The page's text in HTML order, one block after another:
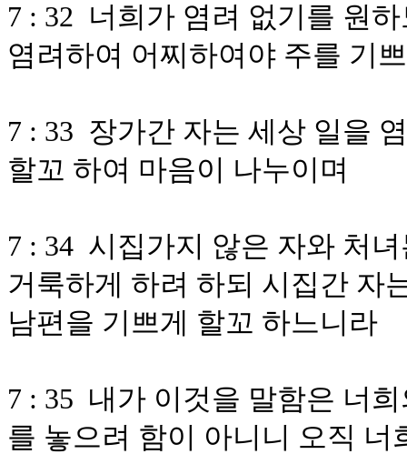
7 : 32 너희가 염려 없기를 원
염려하여 어찌하여야 주를 기
7 : 33 장가간 자는 세상 일을
할꼬 하여 마음이 나누이며
7 : 34 시집가지 않은 자와 처
거룩하게 하려 하되 시집간 자
남편을 기쁘게 할꼬 하느니라
7 : 35 내가 이것을 말함은 너
를 놓으려 함이 아니니 오직